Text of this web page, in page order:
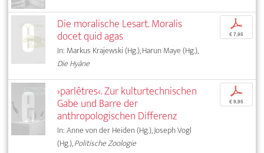
Die moralische Lesart. Moralis
docet quid agas
In: Markus Krajewski (Hg.), Harun Maye (Hg.),
Die Hyäne
p
€ 7,95
›parlêtres‹. Zur kulturtechnischen
Gabe und Barre der
anthropologischen Differenz
In: Anne von der Heiden (Hg.), Joseph Vogl
(Hg.),Politische Zoologie
p
€ 9,95